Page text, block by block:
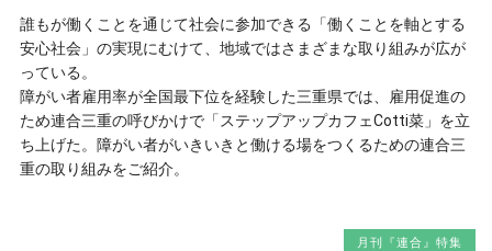
誰もが働くことを通じて社会に参加できる「働くことを軸とする
安心社会」の実現にむけて、地域ではさまざまな取り組みが広が
っている。
障がい者雇用率が全国最下位を経験した三重県では、雇用促進の
ため連合三重の呼びかけで「ステップアップカフェCotti菜」を立
ち上げた。障がい者がいきいきと働ける場をつくるための連合三
重の取り組みをご紹介。
月刊『連合』特集